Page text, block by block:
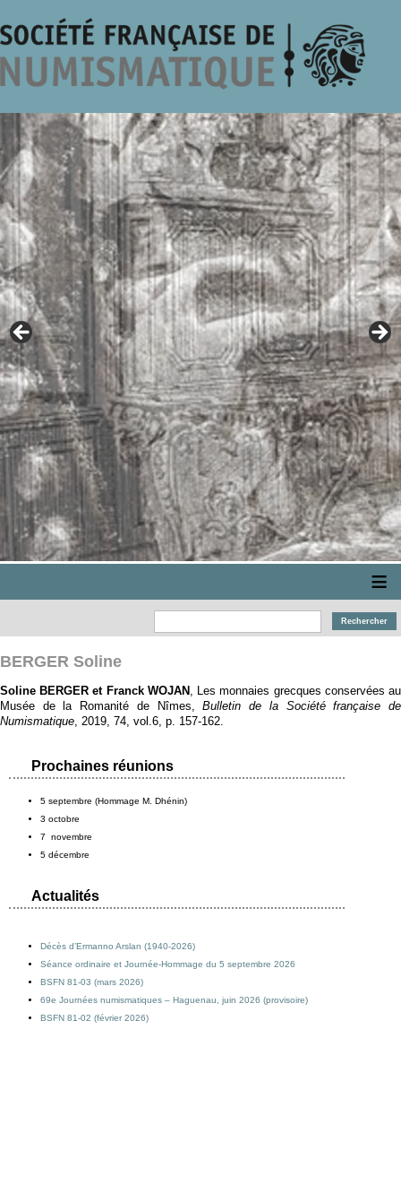
≡
BERGER Soline
Soline BERGER et Franck WOJAN
, Les monnaies grecques conservées au
Musée de la Romanité de Nîmes,Bulletin de la Société française de
Numismatique , 2019, 74, vol.6, p. 157‑162.
Prochaines réunions
5 septembre (Hommage M. Dhénin)
3 octobre
7 novembre
5 décembre
Actualités
Décès d’Ermanno Arslan (1940-2026)
Séance ordinaire et Journée-Hommage du 5 septembre 2026
BSFN 81-03 (mars 2026)
69e Journées numismatiques – Haguenau, juin 2026 (provisoire)
BSFN 81-02 (février 2026)